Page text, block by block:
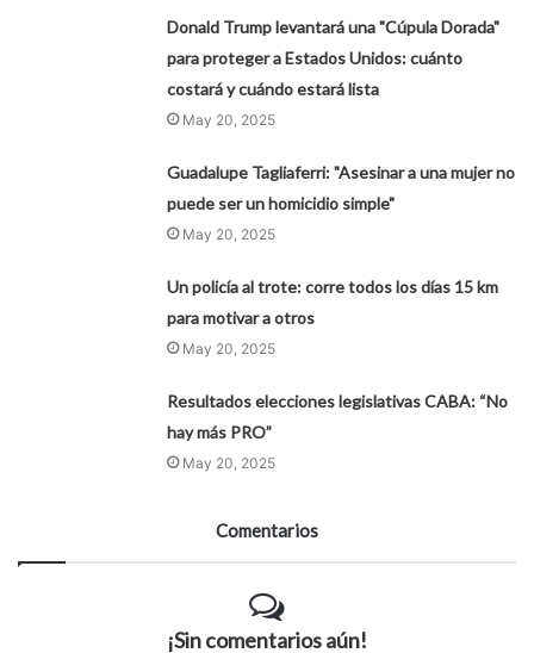
Donald Trump levantará una "Cúpula Dorada"
para proteger a Estados Unidos: cuánto
costará y cuándo estará lista
May 20, 2025
Guadalupe Tagliaferri: "Asesinar a una mujer no
puede ser un homicidio simple"
May 20, 2025
Un policía al trote: corre todos los días 15 km
para motivar a otros
May 20, 2025
Resultados elecciones legislativas CABA: “No
hay más PRO”
May 20, 2025
Comentarios
¡Sin comentarios aún!